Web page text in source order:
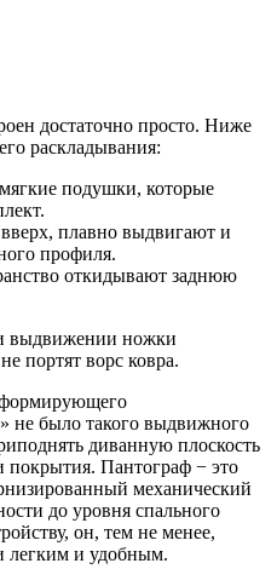
достаточно просто. Ниже
раскладывания:
подушки, которые
плавно выдвигают и
профиля.
откидывают заднюю
выдвижении ножки
портят ворс ковра.
не было такого выдвижного
диванную плоскость
покрытия. Пантограф − это
механический
до уровня спального
он, тем не менее,
легким и удобным.